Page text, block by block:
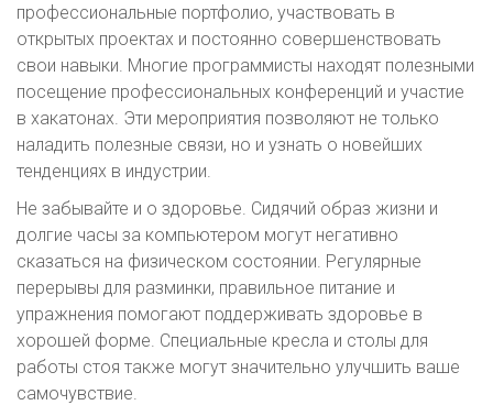
профессиональные портфолио, участвовать в
открытых проектах и постоянно совершенствовать
свои навыки. Многие программисты находят полезными
посещение профессиональных конференций и участие
в хакатонах. Эти мероприятия позволяют не только
наладить полезные связи, но и узнать о новейших
тенденциях в индустрии.
Не забывайте и о здоровье. Сидячий образ жизни и
долгие часы за компьютером могут негативно
сказаться на физическом состоянии. Регулярные
перерывы для разминки, правильное питание и
упражнения помогают поддерживать здоровье в
хорошей форме. Специальные кресла и столы для
работы стоя также могут значительно улучшить ваше
самочувствие.